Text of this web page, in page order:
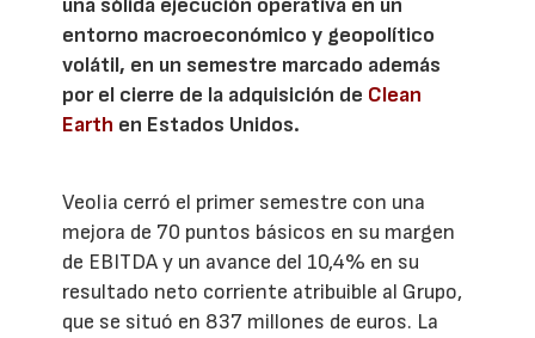
una sólida ejecución operativa en un
entorno macroeconómico y geopolítico
volátil, en un semestre marcado además
por el cierre de la adquisición de Clean
Earth en Estados Unidos.
Veolia cerró el primer semestre con una
mejora de 70 puntos básicos en su margen
de EBITDA y un avance del 10,4% en su
resultado neto corriente atribuible al Grupo,
que se situó en 837 millones de euros. La